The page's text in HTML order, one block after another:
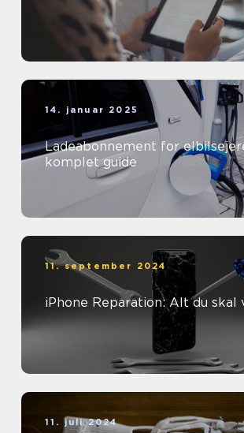
14. januar 2025
Ladeabonnement for
komplet guide
11. september 2024
iPhone Reparation: Alt du skal
11. juli 2024